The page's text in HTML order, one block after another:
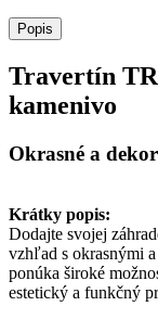
Popis
Travertín
kamenivo
Okrasné a
Krátky popis:
Dodajte svojej
vzhľad s okrasnými
ponúka široké
estetický a funkčný